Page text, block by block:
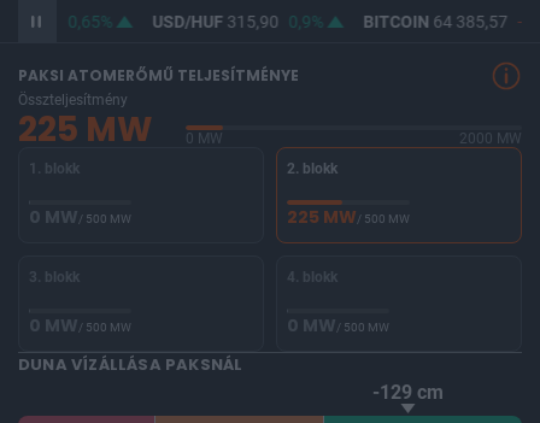
364,07 0,65% USD/HUF315,90 0,9% BITCOIN 64 385,57 -
PAKSI ATOMERŐMŰ TELJESÍTMÉNYE
Összteljesítmény
225 MW 0 MW
2000 MW
1. blokk
0 MW/ 500 MW
2. blokk
225 MW/ 500 MW
3. blokk
0 MW/ 500 MW
4. blokk
0 MW/ 500 MW
DUNA VÍZÁLLÁSA PAKSNÁL
-129 cm